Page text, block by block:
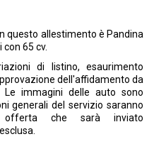
questo allestimento è Pandina
65 cv.
di listino, esaurimento
dell'affidamento da
immagini delle auto sono
generali del servizio saranno
che sarà inviato